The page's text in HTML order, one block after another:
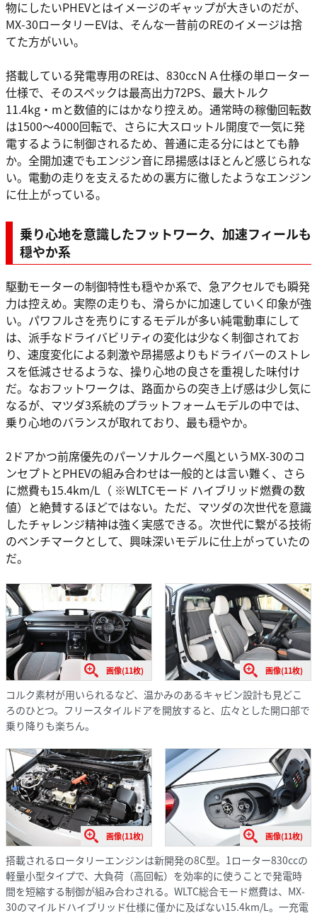
物にしたいPHEVとはイメージのギャップが大きいのだが、
MX-30ロータリーEVは、そんな一昔前のREのイメージは捨
てた方がいい。
搭載している発電専用のREは、830ccＮＡ仕様の単ローター
仕様で、そのスペックは最高出力72PS、最大トルク
11.4kg・mと数値的にはかなり控えめ。通常時の稼働回転数
は1500〜4000回転で、さらに大スロットル開度で一気に発
電するように制御されるため、普通に走る分にはとても静
か。全開加速でもエンジン音に昂揚感はほとんど感じられな
い。電動の走りを支えるための裏方に徹したようなエンジン
に仕上がっている。
乗り心地を意識したフットワーク、加速フィールも
穏やか系
駆動モーターの制御特性も穏やか系で、急アクセルでも瞬発
力は控えめ。実際の走りも、滑らかに加速していく印象が強
い。パワフルさを売りにするモデルが多い純電動車にして
は、派手なドライバビリティの変化は少なく制御されてお
り、速度変化による刺激や昂揚感よりもドライバーのストレ
スを低減させるような、操り心地の良さを重視した味付け
だ。なおフットワークは、路面からの突き上げ感は少し気に
なるが、マツダ3系統のプラットフォームモデルの中では、
乗り心地のバランスが取れており、最も穏やか。
2ドアかつ前席優先のパーソナルクーペ風というMX-30のコ
ンセプトとPHEVの組み合わせは一般的とは言い難く、さら
に燃費も15.4km/L（ ※WLTCモード ハイブリッド燃費の数
値）と絶賛するほどではない。ただ、マツダの次世代を意識
したチャレンジ精神は強く実感できる。次世代に繋がる技術
のベンチマークとして、興味深いモデルに仕上がっていたの
だ。
画像(11枚) 画像(11枚)
コルク素材が用いられるなど、温かみのあるキャビン設計も見どこ
ろのひとつ。フリースタイルドアを開放すると、広々とした開口部で
乗り降りも楽ちん。
画像(11枚) 画像(11枚)
搭載されるロータリーエンジンは新開発の8C型。1ローター830ccの
軽量小型タイプで、大負荷（高回転）を効率的に使うことで発電時
間を短縮する制御が組み合わされる。WLTC総合モード燃費は、MX-
30のマイルドハイブリッド仕様に僅かに及ばない15.4km/L。一充電